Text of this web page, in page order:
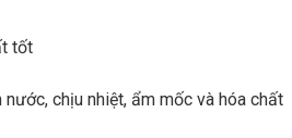
tốt
nước, chịu nhiệt, ẩm mốc và hóa chất